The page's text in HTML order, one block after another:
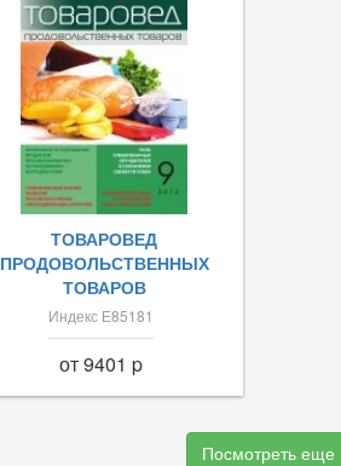
ТОВАРОВЕД
ПРОДОВОЛЬСТВЕННЫХ
ТОВАРОВ
Индекс Е85181
от 9401 p
Посмотреть еще